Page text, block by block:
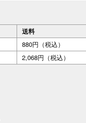
送料
880円（税込）
2,068円（税込）